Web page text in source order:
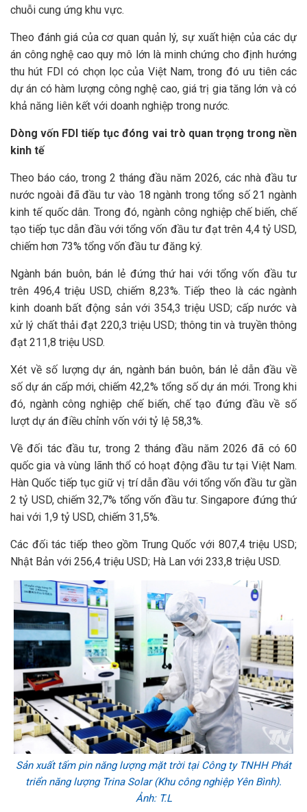
chuỗi cung ứng khu vực.
Theo đánh giá của cơ quan quản lý, sự xuất hiện của các dự
án công nghệ cao quy mô lớn là minh chứng cho định hướng
thu hút FDI có chọn lọc của Việt Nam, trong đó ưu tiên các
dự án có hàm lượng công nghệ cao, giá trị gia tăng lớn và có
khả năng liên kết với doanh nghiệp trong nước.
Dòng vốn FDI tiếp tục đóng vai trò quan trọng trong nền
kinh tế
Theo báo cáo, trong 2 tháng đầu năm 2026, các nhà đầu tư
nước ngoài đã đầu tư vào 18 ngành trong tổng số 21 ngành
kinh tế quốc dân. Trong đó, ngành công nghiệp chế biến, chế
tạo tiếp tục dẫn đầu với tổng vốn đầu tư đạt trên 4,4 tỷ USD,
chiếm hơn 73% tổng vốn đầu tư đăng ký.
Ngành bán buôn, bán lẻ đứng thứ hai với tổng vốn đầu tư
trên 496,4 triệu USD, chiếm 8,23%. Tiếp theo là các ngành
kinh doanh bất động sản với 354,3 triệu USD; cấp nước và
xử lý chất thải đạt 220,3 triệu USD; thông tin và truyền thông
đạt 211,8 triệu USD.
Xét về số lượng dự án, ngành bán buôn, bán lẻ dẫn đầu về
số dự án cấp mới, chiếm 42,2% tổng số dự án mới. Trong khi
đó, ngành công nghiệp chế biến, chế tạo đứng đầu về số
lượt dự án điều chỉnh vốn với tỷ lệ 58,3%.
Về đối tác đầu tư, trong 2 tháng đầu năm 2026 đã có 60
quốc gia và vùng lãnh thổ có hoạt động đầu tư tại Việt Nam.
Hàn Quốc tiếp tục giữ vị trí dẫn đầu với tổng vốn đầu tư gần
2 tỷ USD, chiếm 32,7% tổng vốn đầu tư. Singapore đứng thứ
hai với 1,9 tỷ USD, chiếm 31,5%.
Các đối tác tiếp theo gồm Trung Quốc với 807,4 triệu USD;
Nhật Bản với 256,4 triệu USD; Hà Lan với 233,8 triệu USD.
Sản xuất tấm pin năng lượng mặt trời tại Công ty TNHH Phát
triển năng lượng Trina Solar (Khu công nghiệp Yên Bình).
Ảnh: T.L